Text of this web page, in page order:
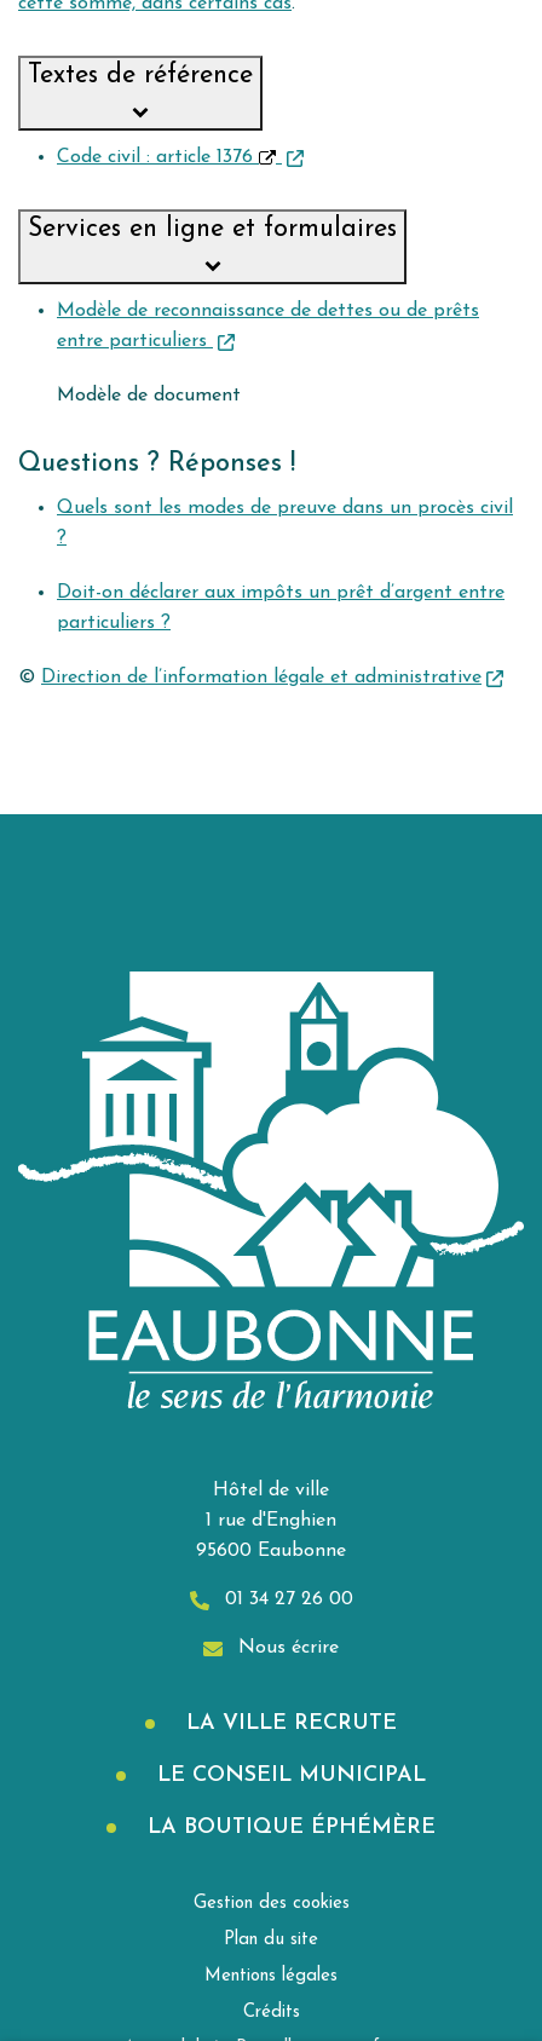
Textes de référence
Code civil : article 1376
Services en ligne et formulaires
Modèle de reconnaissance de dettes ou de prêts
entre particuliers
Modèle de document
Questions ? Réponses !
Quels sont les modes de preuve dans un procès civil
?
Doit-on déclarer aux impôts un prêt d’argent entre
particuliers ?
© Direction de l’information légale et administrative
Hôtel de ville
1 rue d'Enghien
95600 Eaubonne
01 34 27 26 00
Nous écrire
LA VILLE RECRUTE
LE CONSEIL MUNICIPAL
LA BOUTIQUE ÉPHÉMÈRE
Gestion des cookies
Plan du site
Mentions légales
Crédits